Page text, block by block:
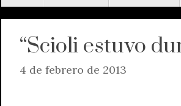
contenido
“Scioli estuvo
4 de febrero de 2013